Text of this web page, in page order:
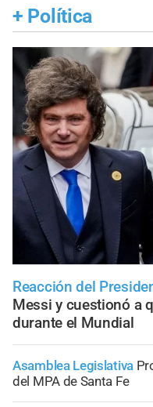
+ Política
Reacción del
Messi y cuestionó a
durante el Mundial
Asamblea Legislativa
del MPA de Santa Fe